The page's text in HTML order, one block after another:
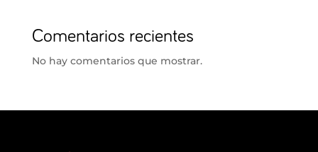
Comentarios recientes
No hay comentarios que mostrar.